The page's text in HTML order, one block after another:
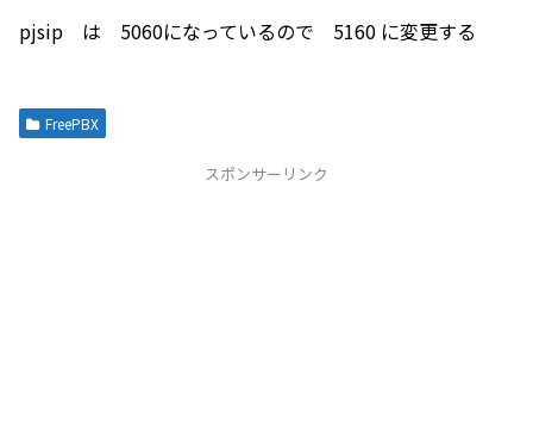
pjsip は 5060になっているので 5160 に変更する
FreePBX
スポンサーリンク